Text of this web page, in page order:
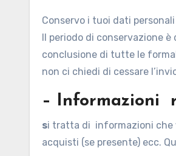
Conservo i tuoi dati
Il periodo di conservazione
conclusione di tutte le
non ci chiedi di cessare
– Informazioni
si tratta di informazioni che
acquisti (se presente) ecc.